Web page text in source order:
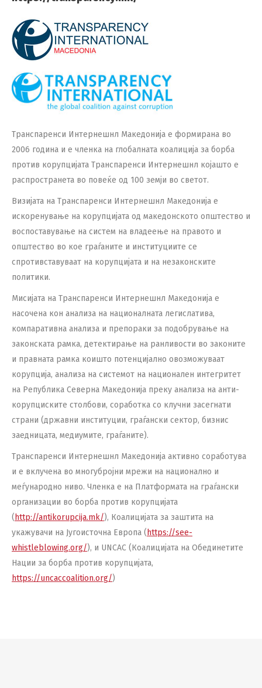
Транспаренси Интернешнл Македонија е формирана во
2006 година и е членка на глобалната коалиција за борба
против корупцијата Транспаренси Интернешнл којашто е
распространета во повеќе од 100 земји во светот.
Визијата на Транспаренси Интернешнл Македонија e
искоренување на корупцијата од македонското општество и
воспоставување на систем на владеење на правото и
општество во кое граѓаните и институциите се
спротивставуваат на корупцијата и на незаконските
политики.
Мисијата на Транспаренси Интернешнл Македонија е
насочена кон aнализа на националната легислатива,
компаративна анализа и препораки за подобрување на
законската рамка, детектирање на ранливости во законите
и правната рамка коишто потенцијално овозможуваат
корупција, анализа на системот на национален интегритет
на Република Северна Македонија преку анализа на анти-
корупциските столбови, соработка со клучни засегнати
страни (државни институции, граѓански сектор, бизнис
заедницата, медиумите, граѓаните).
Транспаренси Интернешнл Македонија активно соработува
и е вклучена во многубројни мрежи на национално и
меѓународно ниво. Членка е на Платформата на граѓански
организации во борба против корупцијата
(http://antikorupcija.mk/), Коалицијата за заштита на
укажувачи на Југоисточна Европа (https://see-
whistleblowing.org/), и UNCAC (Коалицијата на Обединетите
Нации за борба против корупцијата,
https://uncaccoalition.org/)